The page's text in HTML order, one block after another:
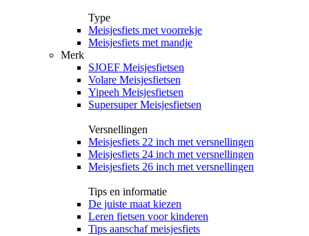
Type
Meisjesfiets met voorrekje
Meisjesfiets met mandje
Merk
SJOEF Meisjesfietsen
Volare Meisjesfietsen
Yipeeh Meisjesfietsen
Supersuper Meisjesfietsen
Versnellingen
Meisjesfiets 22 inch met versnellingen
Meisjesfiets 24 inch met versnellingen
Meisjesfiets 26 inch met versnellingen
Tips en informatie
De juiste maat kiezen
Leren fietsen voor kinderen
Tips aanschaf meisjesfiets